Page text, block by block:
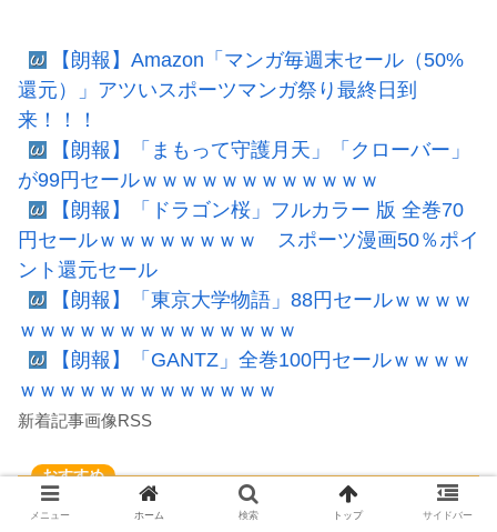
【朗報】Amazon「マンガ毎週末セール（50%
還元）」アツいスポーツマンガ祭り最終日到
来！！！
【朗報】「まもって守護月天」「クローバー」
が99円セールｗｗｗｗｗｗｗｗｗｗｗｗ
【朗報】「ドラゴン桜」フルカラー 版 全巻70
円セールｗｗｗｗｗｗｗｗ スポーツ漫画50％ポイ
ント還元セール
【朗報】「東京大学物語」88円セールｗｗｗｗ
ｗｗｗｗｗｗｗｗｗｗｗｗｗｗ
【朗報】「GANTZ」全巻100円セールｗｗｗｗ
ｗｗｗｗｗｗｗｗｗｗｗｗｗ
新着記事画像RSS
【無料・激安】Amazon Kindle本のセール情報
メニュー ホーム 検索 トップ サイドバー